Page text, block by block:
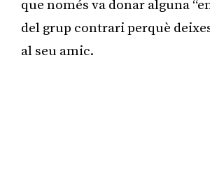
que només va donar alguna
del grup contrari perquè
al seu amic.